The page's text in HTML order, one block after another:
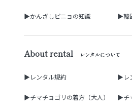
▶かんざしピニョの知識 ▶韓
About rental レンタルについて
▶レンタル規約 ▶レ
▶チマチョゴリの着方（大人） ▶チ